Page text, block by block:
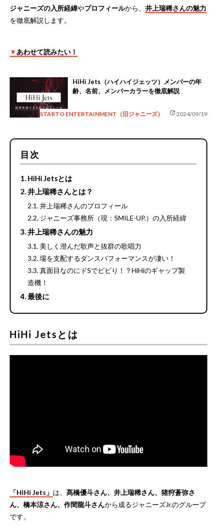
ジャニーズの入所経緯やプロフィールから、 井上瑞稀さんの魅力
を徹底解説します。
▼ あわせて読みたい！
HiHi Jets（ハイハイジェッツ）メンバーの年
齢、名前、メンバーカラーを徹底解説
STARTO ENTERTAINMENT（旧ジャニーズ） update2024/09/19
目次
HiHi Jetsとは
井上瑞稀さんとは？
井上瑞稀さんのプロフィール
ジャニーズ事務所（現：SMILE-UP.）の入所経緯
井上瑞稀さんの魅力
美しく澄んだ歌声と抜群の歌唱力
場を支配するダンスパフォーマンスが凄い！
真面目なのにドSでビビり！？HiHiのギャップ製
造機！
最後に
HiHi Jetsとは
「HiHi Jets」 は、 髙橋優斗さん、井上瑞稀さん、猪狩蒼弥さ
ん、橋本涼さん、作間龍斗さんから成るジャニーズJr.のグループ
です。